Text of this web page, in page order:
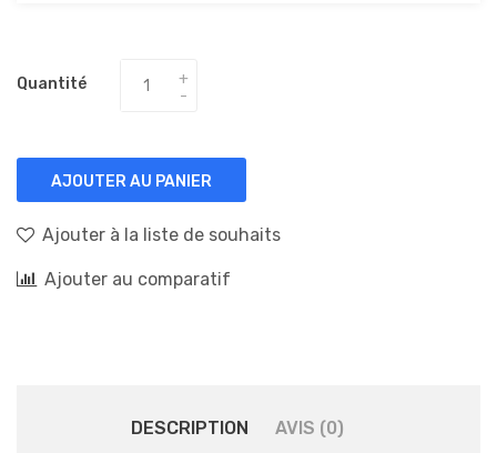
Quantité
AJOUTER AU PANIER
Ajouter à la liste de souhaits
Ajouter au comparatif
DESCRIPTION AVIS (0)